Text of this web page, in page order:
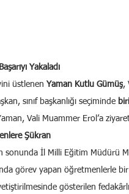
Yakaladı
üstlenen Yaman Kutlu Gümüş,
sınıf başkanlığı seçiminde
Vali Muammer Erol’a
Şükran
sonunda İl Milli Eğitim Müdürü
görev yapan öğretmenlerle
gösterilen